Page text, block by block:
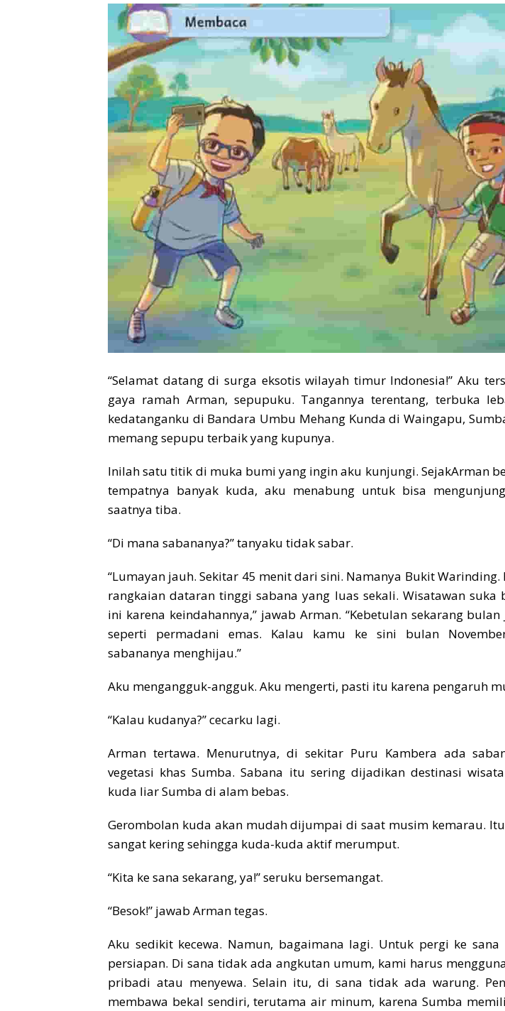
“Selamat datang di surga eksotis wilayah timur Indonesia!” Aku
gaya ramah Arman, sepupuku. Tangannya terentang, terbuka
kedatanganku di Bandara Umbu Mehang Kunda di Waingapu,
memang sepupu terbaik yang kupunya.
Inilah satu titik di muka bumi yang ingin aku kunjungi. SejakArman
tempatnya banyak kuda, aku menabung untuk bisa
saatnya tiba.
“Di mana sabananya?” tanyaku tidak sabar.
“Lumayan jauh. Sekitar 45 menit dari sini. Namanya Bukit
rangkaian dataran tinggi sabana yang luas sekali. Wisatawan
ini karena keindahannya,” jawab Arman. “Kebetulan sekarang bulan
seperti permadani emas. Kalau kamu ke sini bulan
sabananya menghijau.”
Aku mengangguk-angguk. Aku mengerti, pasti itu karena pengaruh
“Kalau kudanya?” cecarku lagi.
Arman tertawa. Menurutnya, di sekitar Puru Kambera ada
vegetasi khas Sumba. Sabana itu sering dijadikan destinasi
kuda liar Sumba di alam bebas.
Gerombolan kuda akan mudah dijumpai di saat musim kemarau.
sangat kering sehingga kuda-kuda aktif merumput.
“Kita ke sana sekarang, ya!” seruku bersemangat.
“Besok!” jawab Arman tegas.
Aku sedikit kecewa. Namun, bagaimana lagi. Untuk pergi ke
persiapan. Di sana tidak ada angkutan umum, kami harus
pribadi atau menyewa. Selain itu, di sana tidak ada warung.
membawa bekal sendiri, terutama air minum, karena Sumba